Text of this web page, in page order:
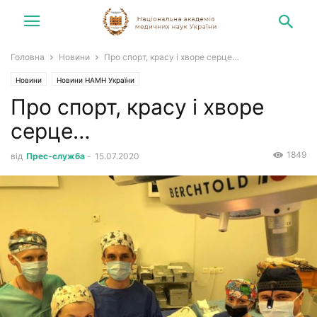
Головна Новини Про спорт, красу і хворе серце…
Новини Новини НАМН України
Про спорт, красу і хворе
серце…
від Прес-служба - 15.07.2020 1849